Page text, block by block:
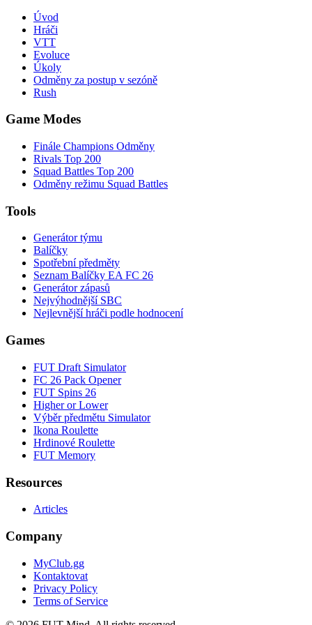
Úvod
Hráči
VTT
Evoluce
Úkoly
Odměny za postup v sezóně
Rush
Game Modes
Finále Champions Odměny
Rivals Top 200
Squad Battles Top 200
Odměny režimu Squad Battles
Tools
Generátor týmu
Balíčky
Spotřební předměty
Seznam Balíčky EA FC 26
Generátor zápasů
Nejvýhodnější SBC
Nejlevnější hráči podle hodnocení
Games
FUT Draft Simulator
FC 26 Pack Opener
FUT Spins 26
Higher or Lower
Výběr předmětu Simulator
Ikona Roulette
Hrdinové Roulette
FUT Memory
Resources
Articles
Company
MyClub.gg
Kontaktovat
Privacy Policy
Terms of Service